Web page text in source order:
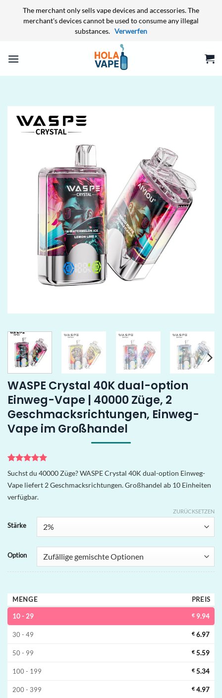
The merchant only sells vape devices and accessories. The
merchant's devices cannot be used to consume any illegal
substances. Verwerfen
Inhalt
WASPE Crystal 40K dual-option
Einweg-Vape | 40000 Züge, 2
Geschmacksrichtungen, Einweg-
Vape im Großhandel
Bewertet
mit5von
5, basierend
2
Kundenbewertungen
Suchst du 40000 Züge? WASPE Crystal 40K dual-option Einweg-
Vape liefert 2 Geschmacksrichtungen. Großhandel ab 10 Einheiten
verfügbar.
Stärke
Option
ZURÜCKSETZEN
MENGE PREIS
10 - 29 € 9.94
30 - 49 € 6.97
50 - 99 € 5.59
100 - 199 € 5.34
200 - 399 € 4.97